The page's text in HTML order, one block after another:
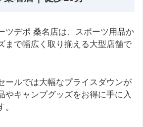
ツデポ 桑名店は、スポーツ用品か
まで幅広く取り揃える大型店舗で
ールでは大幅なプライスダウンが
やキャンプグッズをお得に手に入